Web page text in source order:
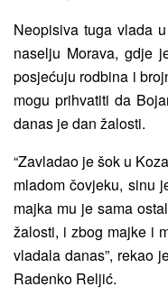
Neopisiva tuga vlada
naselju Morava, gdje
posjećuju rodbina i
mogu prihvatiti da
danas je dan žalosti.
“Zavladao je šok u
mladom čovjeku, sinu
majka mu je sama
žalosti, i zbog majke i
vladala danas”, rekao
Radenko Reljić.